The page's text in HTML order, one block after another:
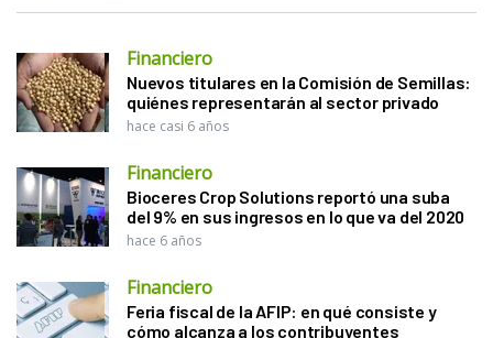
Financiero
Nuevos titulares en la Comisión de Semillas:
quiénes representarán al sector privado
hace casi 6 años
Financiero
Bioceres Crop Solutions reportó una suba
del 9% en sus ingresos en lo que va del 2020
hace 6 años
Financiero
Feria fiscal de la AFIP: en qué consiste y
cómo alcanza a los contribuyentes